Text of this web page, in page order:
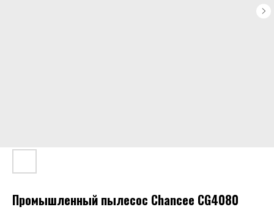
Промышленный пылесос Chancee CG4080